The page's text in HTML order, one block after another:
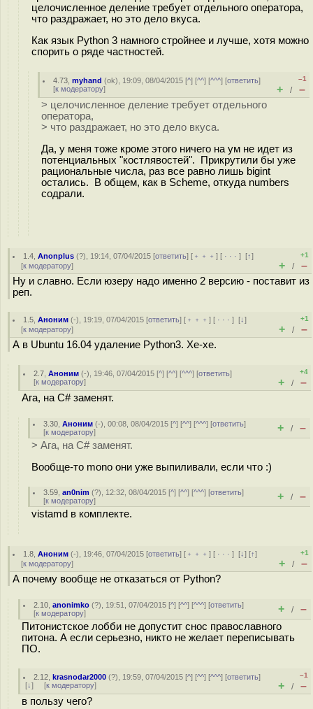
целочисленное деление требует отдельного оператора,
что раздражает, но это дело вкуса.
Как язык Python 3 намного стройнее и лучше, хотя можно
спорить о ряде частностей.
4.73 ,myhand (ok), 19:09, 08/04/2015 [^] [^^] [^^^] [ответить]
[к модератору]
–1
+ / –
> целочисленное деление требует отдельного
оператора,
> что раздражает, но это дело вкуса.
Да, у меня тоже кроме этого ничего на ум не идет из
потенциальных "костлявостей". Прикрутили бы уже
рациональные числа, раз все равно лишь bigint
остались. В общем, как в Scheme, откуда numbers
содрали.
1.4 ,Anonplus (?), 19:14, 07/04/2015 [ответить] [ ﹢﹢﹢] [ · · ·][↑]
[к модератору]
+1
+ / –
Ну и славно. Если юзеру надо именно 2 версию - поставит из
реп.
1.5 ,Аноним (-), 19:19, 07/04/2015 [ответить] [ ﹢﹢﹢] [ · · ·][↓]
[к модератору]
+1
+ / –
А в Ubuntu 16.04 удаление Python3. Хе-хе.
2.7 ,Аноним (-), 19:46, 07/04/2015 [^] [^^] [^^^] [ответить]
[к модератору]
+4
+ / –
Ага, на C# заменят.
3.30 ,Аноним (-), 00:08, 08/04/2015 [^] [^^] [^^^] [ответить]
[к модератору] + / –
> Ага, на C# заменят.
Вообще-то mono они уже выпиливали, если что :)
3.59 ,an0nim (?), 12:32, 08/04/2015 [^] [^^] [^^^] [ответить]
[к модератору] + / –
vistamd в комплекте.
1.8 ,Аноним (-), 19:46, 07/04/2015 [ответить] [ ﹢﹢﹢] [ · · ·][↓] [↑]
[к модератору]
+1
+ / –
А почему вообще не отказаться от Python?
2.10 ,anonimko (?), 19:51, 07/04/2015 [^] [^^] [^^^] [ответить]
[к модератору] + / –
Питонистское лобби не допустит снос православного
питона. А если серьезно, никто не желает переписывать
ПО.
2.12 ,krasnodar2000 (?), 19:59, 07/04/2015 [^] [^^] [^^^] [ответить]
[↓] [к модератору]
–1
+ / –
в пользу чего?